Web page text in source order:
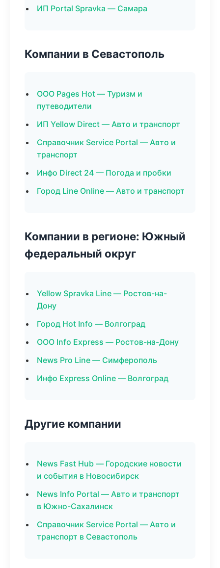
ИП Portal Spravka — Самара
Компании в Севастополь
ООО Pages Hot — Туризм и
путеводители
ИП Yellow Direct — Авто и транспорт
Справочник Service Portal — Авто и
транспорт
Инфо Direct 24 — Погода и пробки
Город Line Online — Авто и транспорт
Компании в регионе: Южный
федеральный округ
Yellow Spravka Line — Ростов-на-
Дону
Город Hot Info — Волгоград
ООО Info Express — Ростов-на-Дону
News Pro Line — Симферополь
Инфо Express Online — Волгоград
Другие компании
News Fast Hub — Городские новости
и события в Новосибирск
News Info Portal — Авто и транспорт
в Южно-Сахалинск
Справочник Service Portal — Авто и
транспорт в Севастополь